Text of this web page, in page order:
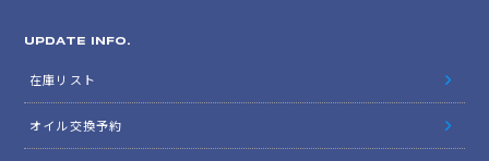
UPDATE INFO.
在庫リスト
オイル交換予約